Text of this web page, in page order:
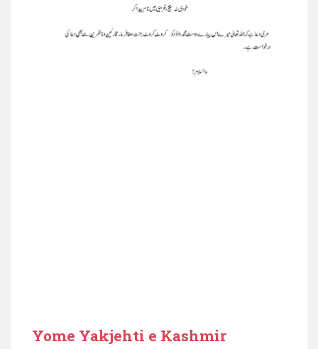
Yome Yakjehti e Kashmir